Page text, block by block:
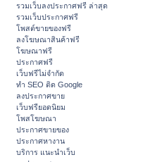
รวมเว็บลงประกาศฟรี ล่าสุด
รวมเว็บประกาศฟรี
โพสต์ขายของฟรี
ลงโฆษณาสินค้าฟรี
โฆษณาฟรี
ประกาศฟรี
เว็บฟรีไม่จำกัด
ทำ SEO ติด Google
ลงประกาศขาย
เว็บฟรียอดนิยม
โพสโฆษณา
ประกาศขายของ
ประกาศหางาน
บริการ แนะนำเว็บ